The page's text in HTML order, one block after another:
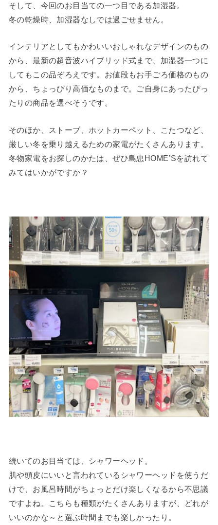
そして、今回のお目当ての一つ目である加湿器。
冬の乾燥時、加湿器なしでは過ごせません。
インテリアとしてもかわいいおしゃれなデザインのもの
から、最新の超音波ハイブリッド式まで、加湿器一つに
してもこの品ぞろえです。お値段もお手ごろ価格のもの
から、ちょっぴり高価なものまで。ご自身にあったぴっ
たりの商品を選べそうです。
そのほか、ストーブ、ホットカーペット、こたつなど、
厳しい冬を乗り越えるための家電がたくさんあります。
冬物家電をお探しのかたは、ぜひ島忠HOME’Sを訪れて
みてはいかがですか？
続いてのお目当ては、シャワーヘッド。
肌や頭皮にいいと言われているシャワーヘッドを使うだ
けで、お風呂時間がちょっとだけ楽しくなるから不思議
ですよね。こちらも種類がたくさんありますが、どれが
いいのかな～と選ぶ時間までも楽しかったり。